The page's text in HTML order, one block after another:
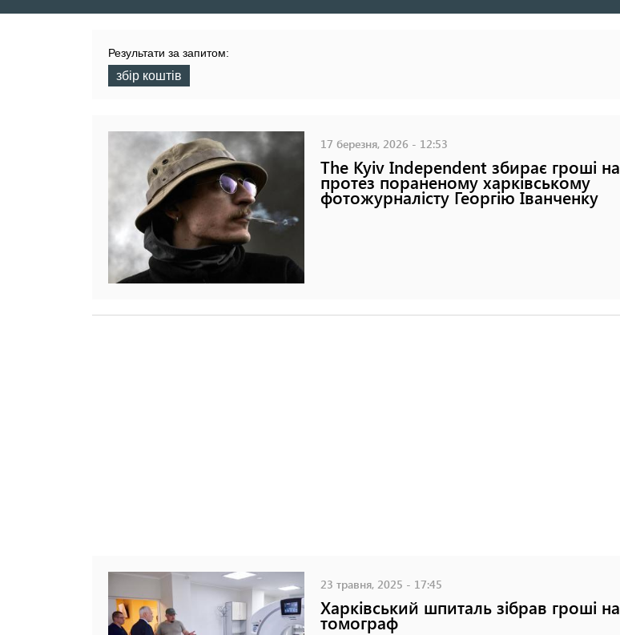
Результати за запитом:
збір коштів
17 березня, 2026 - 12:53
The Kyiv Independent збирає гроші на
протез пораненому харківському
фотожурналісту Георгію Іванченку
23 травня, 2025 - 17:45
Харківський шпиталь зібрав гроші на
томограф